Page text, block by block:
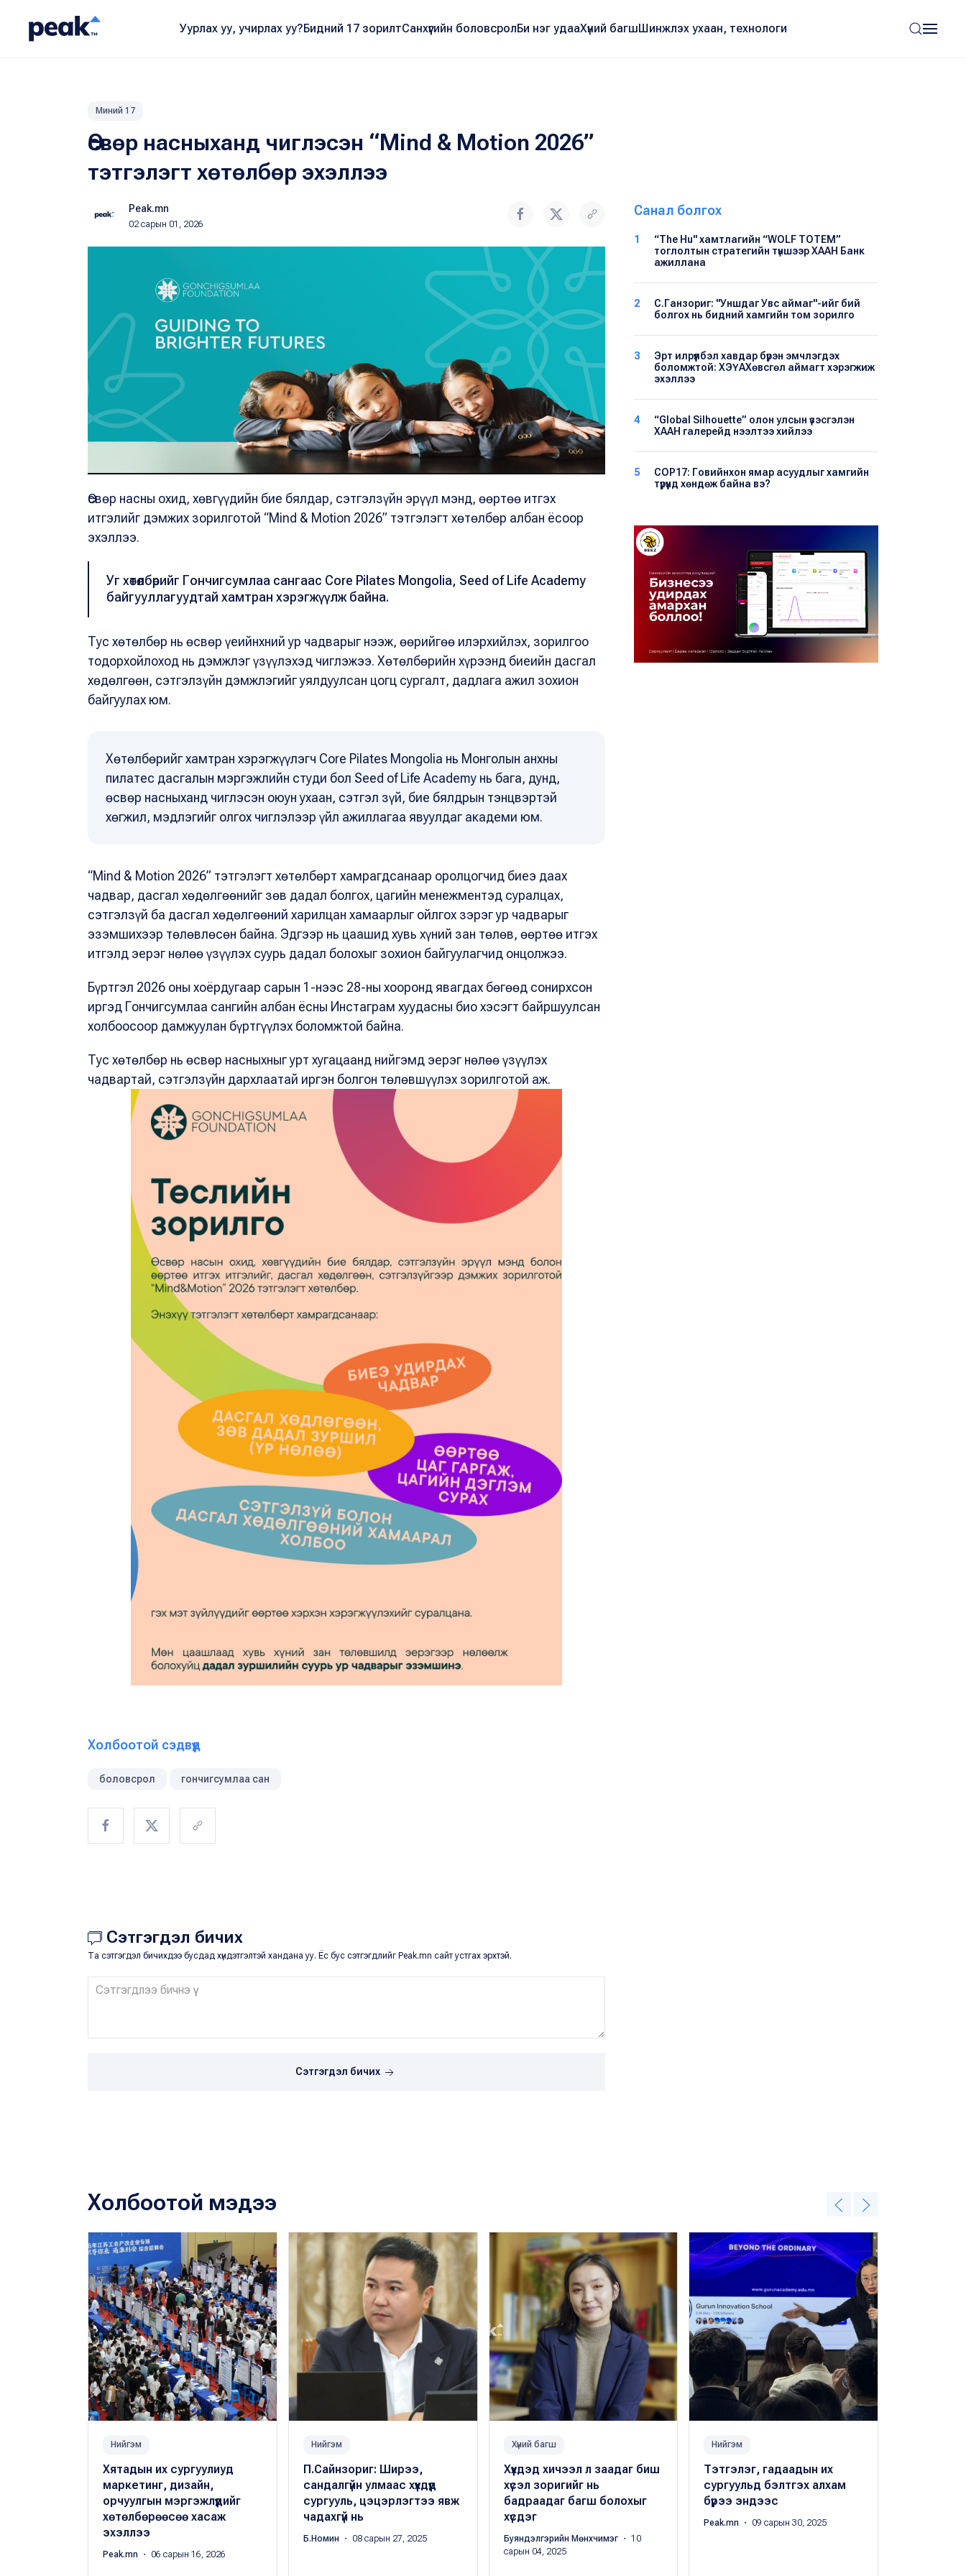
Уурлах уу, учирлах уу?Бидний 17 зорилтСанхүүгийн боловсролБи нэг удааХүний багшШинжлэх ухаан, технологи
Миний 17
Өсвөр насныханд чиглэсэн “Mind & Motion 2026”
тэтгэлэгт хөтөлбөр эхэллээ
Peak.mn
02 сарын 01, 2026
Өсвөр насны охид, хөвгүүдийн бие бялдар, сэтгэлзүйн эрүүл мэнд, өөртөө итгэх
итгэлийг дэмжих зорилготой “Mind & Motion 2026” тэтгэлэгт хөтөлбөр албан ёсоор
эхэллээ.
Уг хөтөлбөрийг Гончигсумлаа сангаас Core Pilates Mongolia, Seed of Life Academy
байгууллагуудтай хамтран хэрэгжүүлж байна.
Тус хөтөлбөр нь өсвөр үеийнхний ур чадварыг нээж, өөрийгөө илэрхийлэх, зорилгоо
тодорхойлоход нь дэмжлэг үзүүлэхэд чиглэжээ. Хөтөлбөрийн хүрээнд биеийн дасгал
хөдөлгөөн, сэтгэлзүйн дэмжлэгийг уялдуулсан цогц сургалт, дадлага ажил зохион
байгуулах юм.
Хөтөлбөрийг хамтран хэрэгжүүлэгч Core Pilates Mongolia нь Монголын анхны
пилатес дасгалын мэргэжлийн студи бол Seed of Life Academy нь бага, дунд,
өсвөр насныханд чиглэсэн оюун ухаан, сэтгэл зүй, бие бялдрын тэнцвэртэй
хөгжил, мэдлэгийг олгох чиглэлээр үйл ажиллагаа явуулдаг академи юм.
“Mind & Motion 2026” тэтгэлэгт хөтөлбөрт хамрагдсанаар оролцогчид биеэ даах
чадвар, дасгал хөдөлгөөнийг зөв дадал болгох, цагийн менежментэд суралцах,
сэтгэлзүй ба дасгал хөдөлгөөний харилцан хамаарлыг ойлгох зэрэг ур чадварыг
эзэмшихээр төлөвлөсөн байна. Эдгээр нь цаашид хувь хүний зан төлөв, өөртөө итгэх
итгэлд эерэг нөлөө үзүүлэх суурь дадал болохыг зохион байгуулагчид онцолжээ.
Бүртгэл 2026 оны хоёрдугаар сарын 1-нээс 28-ны хооронд явагдах бөгөөд сонирхсон
иргэд Гончигсумлаа сангийн албан ёсны Инстаграм хуудасны био хэсэгт байршуулсан
холбоосоор дамжуулан бүртгүүлэх боломжтой байна.
Тус хөтөлбөр нь өсвөр насныхныг урт хугацаанд нийгэмд эерэг нөлөө үзүүлэх
чадвартай, сэтгэлзүйн дархлаатай иргэн болгон төлөвшүүлэх зорилготой аж.
Холбоотой сэдвүүд
боловсрол гончигсумлаа сан
Сэтгэгдэл бичих
Та сэтгэгдэл бичихдээ бусдад хүндэтгэлтэй хандана уу. Ёс бус сэтгэгдлийг Peak.mn сайт устгах эрхтэй.
Сэтгэгдэл бичих
Санал болгох
1
“The Hu" хамтлагийн “WOLF TOTEM”
тоглолтын стратегийн түншээр ХААН Банк
ажиллана
2
С.Ганзориг: "Уншдаг Увс аймаг"-ийг бий
болгох нь бидний хамгийн том зорилго
3
Эрт илрүүлбэл хавдар бүрэн эмчлэгдэх
боломжтой: ХЭҮА​Хөвсгөл аймагт хэрэгжиж
эхэллээ
4
“Global Silhouette” олон улсын үзэсгэлэн
ХААН галерейд нээлтээ хийлээ
5
COP17: Говийнхон ямар асуудлыг хамгийн
түрүүнд хөндөж байна вэ?
Холбоотой мэдээ
Нийгэм
Хятадын их сургуулиуд
маркетинг, дизайн,
орчуулгын мэргэжлүүдийг
хөтөлбөрөөсөө хасаж
эхэллээ
Peak.mn ・ 06 сарын 16, 2026
Нийгэм
П.Сайнзориг: Ширээ,
сандалгүйн улмаас хүүхдүүд
сургууль, цэцэрлэгтээ явж
чадахгүй нь
Б.Номин ・ 08 сарын 27, 2025
Хүний багш
Хүүхдэд хичээл л заадаг биш
хүсэл зоригийг нь
бадраадаг багш болохыг
хүсдэг
Буяндэлгэрийн Мөнхчимэг ・ 10
сарын 04, 2025
Нийгэм
Тэтгэлэг, гадаадын их
сургуульд бэлтгэх алхам
бүрээ эндээс
Peak.mn ・ 09 сарын 30, 2025